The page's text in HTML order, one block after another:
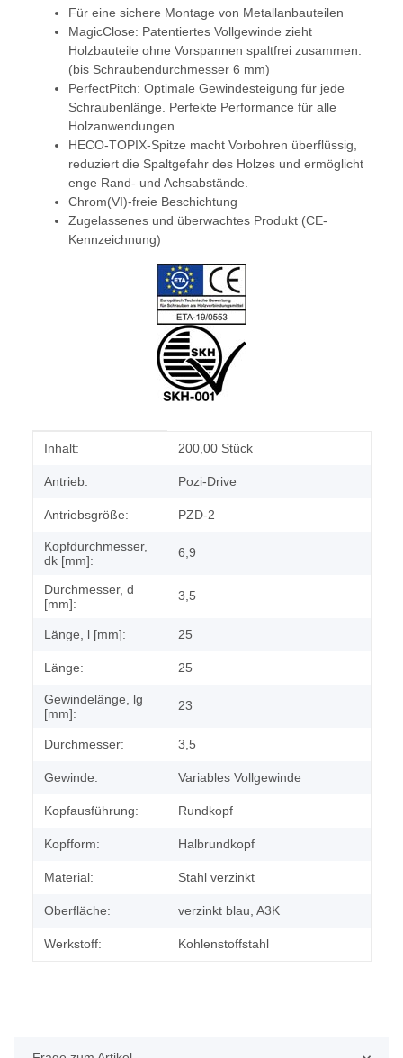
Für eine sichere Montage von Metallanbauteilen
MagicClose: Patentiertes Vollgewinde zieht
Holzbauteile ohne Vorspannen spaltfrei zusammen.
(bis Schraubendurchmesser 6 mm)
PerfectPitch: Optimale Gewindesteigung für jede
Schraubenlänge. Perfekte Performance für alle
Holzanwendungen.
HECO-TOPIX-Spitze macht Vorbohren überflüssig,
reduziert die Spaltgefahr des Holzes und ermöglicht
enge Rand- und Achsabstände.
Chrom(VI)-freie Beschichtung
Zugelassenes und überwachtes Produkt (CE-
Kennzeichnung)
Produkteigenschaft
Wert
Inhalt: 200,00 Stück
Antrieb: Pozi-Drive
Antriebsgröße: PZD-2
Kopfdurchmesser,
dk [mm]:
6,9
Durchmesser, d
[mm]:
3,5
Länge, l [mm]: 25
Länge: 25
Gewindelänge, lg
[mm]:
23
Durchmesser: 3,5
Gewinde: Variables Vollgewinde
Kopfausführung: Rundkopf
Kopfform: Halbrundkopf
Material: Stahl verzinkt
Oberfläche: verzinkt blau, A3K
Werkstoff: Kohlenstoffstahl